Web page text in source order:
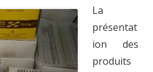
La
présentat
ion des
produits